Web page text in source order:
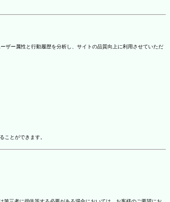
ザー属性と行動履歴を分析し、サイトの品質向上に利用させていただ
ことができます。